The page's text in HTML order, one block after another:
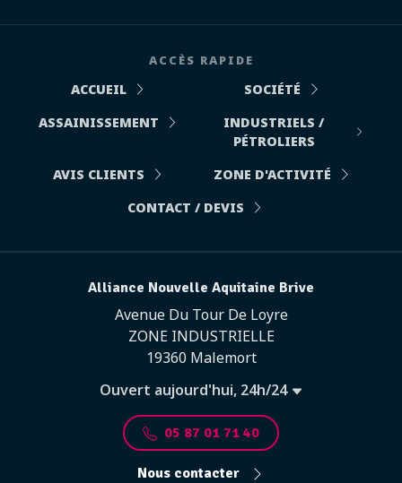
ACCÈS RAPIDE
ACCUEIL
SOCIÉTÉ
ASSAINISSEMENT
INDUSTRIELS /
PÉTROLIERS
AVIS CLIENTS
ZONE D'ACTIVITÉ
CONTACT / DEVIS
Alliance Nouvelle Aquitaine Brive
Avenue Du Tour De Loyre
ZONE INDUSTRIELLE
19360 Malemort
Ouvert aujourd'hui, 24h/24
05 87 01 71 40
Nous contacter